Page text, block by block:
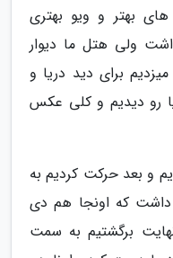
بهتر و ویو بهتری
ولی هتل ما دیوار
برای دید دریا و
رو دیدیم و کلی عکس
و بعد حرکت کردیم به
که اونجا هم دی
برگشتیم به سمت